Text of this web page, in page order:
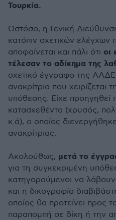
Τουρκία.
Ωστόσο, η Γενική
κατόπιν σχετικών ελέγχων
αποφαίνεται και πάλι ότι οι
τέλεσαν το αδίκημα της
σχετικό έγγραφο της
ανακρίτρια που χειρίζεται
υπόθεσης. Είχε προηγηθεί
κατασχεθέντα (χρυσός,
κ.ά), ο οποίος
ανακρίτριας.
Ακολούθως, μετά το
για τη συγκεκριμένη
κατηγορούμενοι να
και η δικογραφία
οποίος θα προτείνει προς
παραπομπή σε δίκη ή την